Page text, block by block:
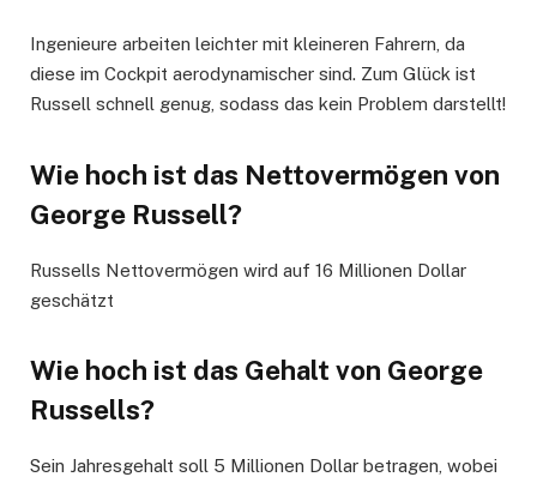
Ingenieure arbeiten leichter mit kleineren Fahrern, da
diese im Cockpit aerodynamischer sind. Zum Glück ist
Russell schnell genug, sodass das kein Problem darstellt!
Wie hoch ist das Nettovermögen von
George Russell?
Russells Nettovermögen wird auf 16 Millionen Dollar
geschätzt
Wie hoch ist das Gehalt von George
Russells?
Sein Jahresgehalt soll 5 Millionen Dollar betragen, wobei